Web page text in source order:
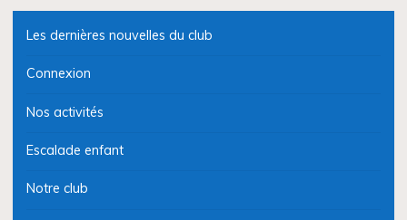
Les dernières nouvelles du club
Connexion
Nos activités
Escalade enfant
Notre club